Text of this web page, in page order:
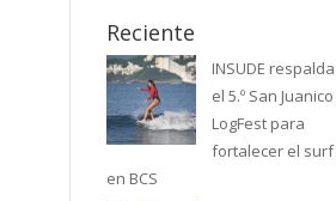
Reciente
INSUDE respalda
el 5.º San Juanico
LogFest para
fortalecer el surf
en BCS